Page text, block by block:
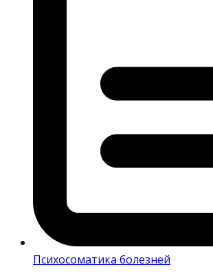
Психосоматика болезней